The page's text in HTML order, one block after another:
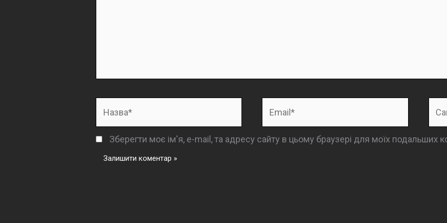
Зберегти моє ім'я, e-mail, та адресу сайту в цьому браузері для моїх подальших